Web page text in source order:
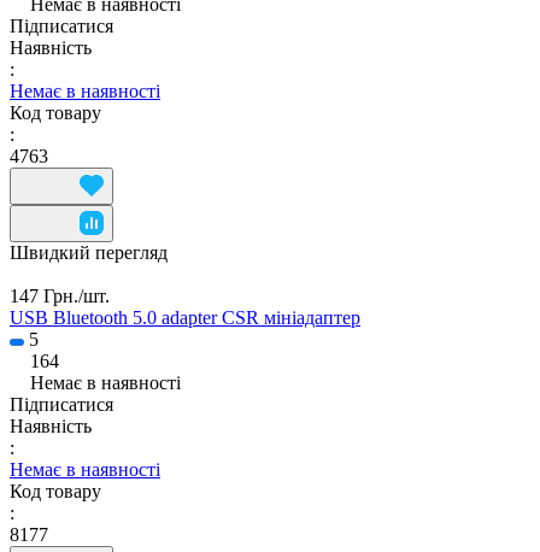
Підписатися
Наявність
:
Немає в наявності
Код товару
:
4763
Швидкий перегляд
147 Грн./шт.
USB Bluetooth 5.0 adapter CSR мініадаптер
5
164
Немає в наявності
Підписатися
Наявність
:
Немає в наявності
Код товару
:
8177